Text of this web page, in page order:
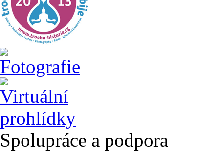
Spolupráce a podpora